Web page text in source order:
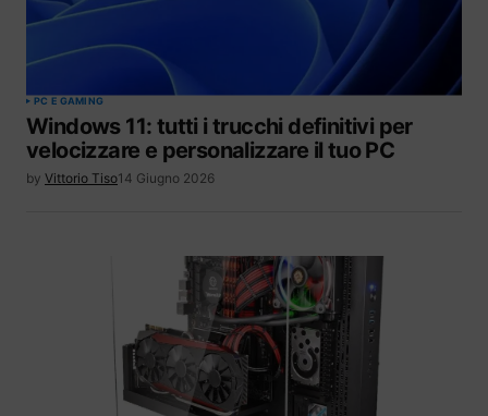
PC E GAMING
Windows 11: tutti i trucchi definitivi per
velocizzare e personalizzare il tuo PC
by Vittorio Tiso14 Giugno 2026